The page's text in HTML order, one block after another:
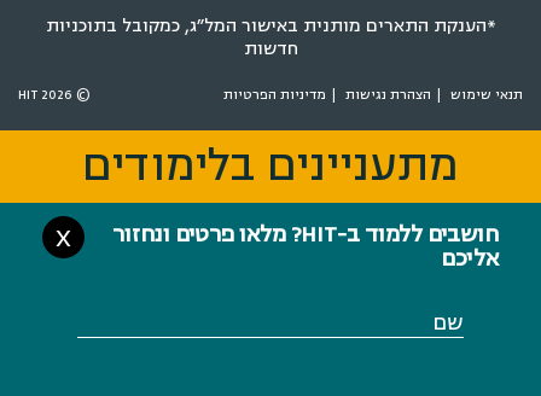
*הענקת התארים מותנית באישור המל״ג, כמקובל בתוכניות
חדשות
תנאי שימוש הצהרת נגישות מדיניות הפרטיות © 2026 HIT
מתעניינים בלימודים
חושבים ללמוד ב-HIT? מלאו פרטים ונחזור
אליכם
X
שם
מתעניינים בלימודים